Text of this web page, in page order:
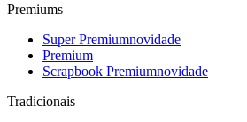
Premiums
Super Premiumnovidade
Premium
Scrapbook Premiumnovidade
Tradicionais